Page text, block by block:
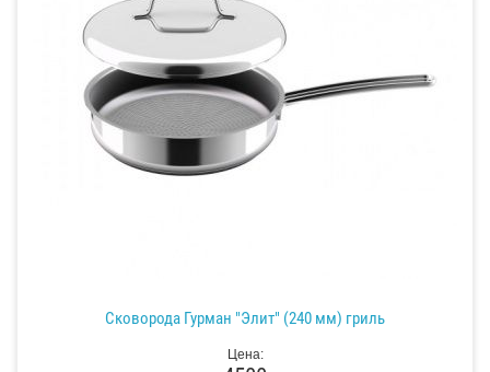
Сковорода Гурман "Элит" (240 мм) гриль
Цена: